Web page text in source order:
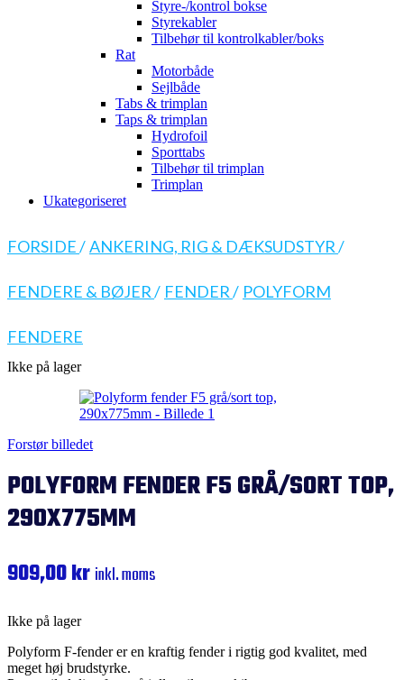
Styre-/kontrol bokse
Styrekabler
Tilbehør til kontrolkabler/boks
Rat
Motorbåde
Sejlbåde
Tabs & trimplan
Taps & trimplan
Hydrofoil
Sporttabs
Tilbehør til trimplan
Trimplan
Ukategoriseret
FORSIDE/ANKERING, RIG & DÆKSUDSTYR/
FENDERE & BØJER/ FENDER/ POLYFORM
FENDERE
Ikke på lager
Forstør billedet
POLYFORM FENDER F5 GRÅ/SORT TOP,
290X775MM
909,00kr inkl. moms
Ikke på lager
Polyform F-fender er en kraftig fender i rigtig god kvalitet, med
meget høj brudstyrke.